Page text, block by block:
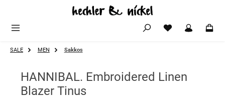
Zum Hauptinhalt springen
SALE MEN Sakkos
HANNIBAL. Embroidered Linen
Blazer Tinus